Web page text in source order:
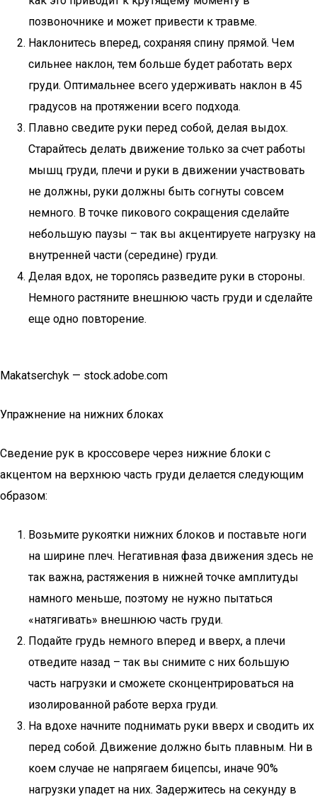
позвоночнике и может привести к травме.
Наклонитесь вперед, сохраняя спину прямой. Чем
сильнее наклон, тем больше будет работать верх
груди. Оптимальнее всего удерживать наклон в 45
градусов на протяжении всего подхода.
Плавно сведите руки перед собой, делая выдох.
Старайтесь делать движение только за счет работы
мышц груди, плечи и руки в движении участвовать
не должны, руки должны быть согнуты совсем
немного. В точке пикового сокращения сделайте
небольшую паузы – так вы акцентируете нагрузку на
внутренней части (середине) груди.
Делая вдох, не торопясь разведите руки в стороны.
Немного растяните внешнюю часть груди и сделайте
еще одно повторение.
Makatserchyk — stock.adobe.com
Упражнение на нижних блоках
Сведение рук в кроссовере через нижние блоки с
акцентом на верхнюю часть груди делается следующим
образом:
Возьмите рукоятки нижних блоков и поставьте ноги
на ширине плеч. Негативная фаза движения здесь не
так важна, растяжения в нижней точке амплитуды
намного меньше, поэтому не нужно пытаться
«натягивать» внешнюю часть груди.
Подайте грудь немного вперед и вверх, а плечи
отведите назад – так вы снимите с них большую
часть нагрузки и сможете сконцентрироваться на
изолированной работе верха груди.
На вдохе начните поднимать руки вверх и сводить их
перед собой. Движение должно быть плавным. Ни в
коем случае не напрягаем бицепсы, иначе 90%
нагрузки упадет на них. Задержитесь на секунду в